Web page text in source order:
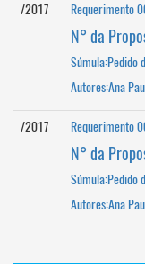
/2017 Requerimento
N° da
Súmula:Pedido
Autores:Ana
/2017 Requerimento
N° da
Súmula:Pedido
Autores:Ana